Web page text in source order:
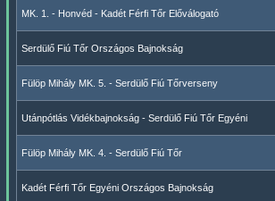
MK. 1. - Honvéd - Kadét Férfi Tőr Előválogató
Serdülő Fiú Tőr Országos Bajnokság
Fülöp Mihály MK. 5. - Serdülő Fiú Tőrverseny
Utánpótlás Vidékbajnokság - Serdülő Fiú Tőr Egyéni
Fülöp Mihály MK. 4. - Serdülő Fiú Tőr
Kadét Férfi Tőr Egyéni Országos Bajnokság